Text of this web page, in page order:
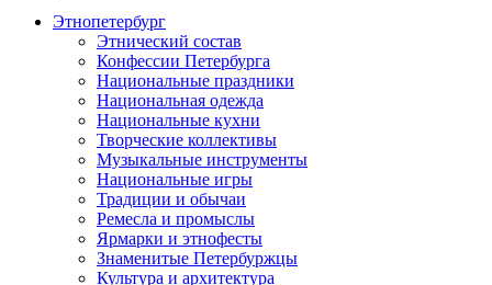
Этнопетербург
Этнический состав
Конфессии Петербурга
Национальные праздники
Национальная одежда
Национальные кухни
Творческие коллективы
Музыкальные инструменты
Национальные игры
Традиции и обычаи
Ремесла и промыслы
Ярмарки и этнофесты
Знаменитые Петербуржцы
Культура и архитектура